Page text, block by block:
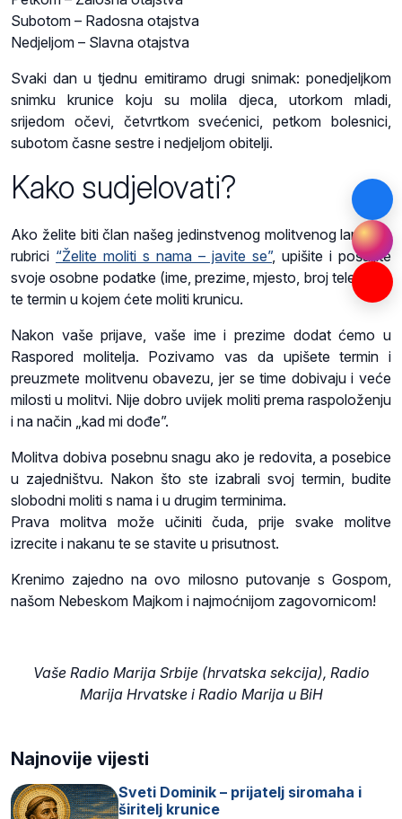
Subotom – Radosna otajstva
Nedjeljom – Slavna otajstva
Svaki dan u tjednu emitiramo drugi snimak: ponedjeljkom
snimku krunice koju su molila djeca, utorkom mladi,
srijedom očevi, četvrtkom svećenici, petkom bolesnici,
subotom časne sestre i nedjeljom obitelji.
Kako sudjelovati?
Ako želite biti član našeg jedinstvenog molitvenog lanca, u
rubrici “Želite moliti s nama – javite se”, upišite i pošaljite
svoje osobne podatke (ime, prezime, mjesto, broj telefona)
te termin u kojem ćete moliti krunicu.
Nakon vaše prijave, vaše ime i prezime dodat ćemo u
Raspored molitelja. Pozivamo vas da upišete termin i
preuzmete molitvenu obavezu, jer se time dobivaju i veće
milosti u molitvi. Nije dobro uvijek moliti prema raspoloženju
i na način „kad mi dođe”.
Molitva dobiva posebnu snagu ako je redovita, a posebice
u zajedništvu. Nakon što ste izabrali svoj termin, budite
slobodni moliti s nama i u drugim terminima.
Prava molitva može učiniti čuda, prije svake molitve
izrecite i nakanu te se stavite u prisutnost.
Krenimo zajedno na ovo milosno putovanje s Gospom,
našom Nebeskom Majkom i najmoćnijom zagovornicom!
Vaše Radio Marija Srbije (hrvatska sekcija), Radio
Marija Hrvatske i Radio Marija u BiH
Najnovije vijesti
Sveti Dominik – prijatelj siromaha i
širitelj krunice